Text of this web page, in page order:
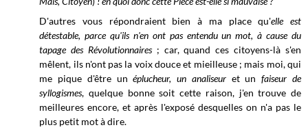
D'autres vous répondraient bien à ma placequ'elle est
détestable, parce qu'ils n'en ont pas entendu un mot, à cause du
tapage des Révolutionnaires ; car, quand ces citoyens-là s'en
mêlent, ils n'ont pas la voix douce et mieilleuse ; mais moi, qui
me pique d'être unéplucheur, un analiseur et unfaiseur de
syllogismes, quelque bonne soit cette raison, j'en trouve de
meilleures encore, et après l'exposé desquelles on n'a pas le
plus petit mot à dire.